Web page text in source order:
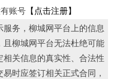
有账号 【点击注册】
务，柳城网平台上的信息
柳城网平台无法杜绝可能
关信息的真实性、合法性
时应签订相关正式合同，